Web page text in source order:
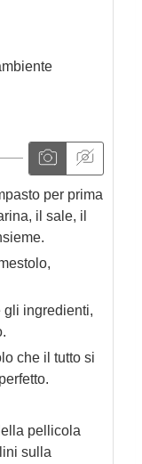
per prima
il sale, il
gli ingredienti,
che il tutto si
pellicola
sulla